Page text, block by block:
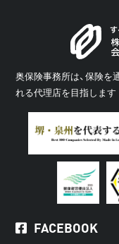
奥保険事務所は、保険を
れる代理店を目指します
FACEBOOK